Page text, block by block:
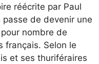
réécrite par Paul
passe de devenir une
nombre de
français. Selon le
et ses thuriféraires